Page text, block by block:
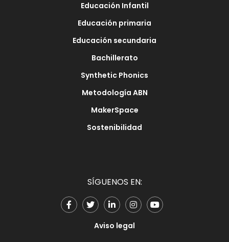
Educación Infantil
Educación primaria
Educación secundaria
Bachillerato
Synthetic Phonics
Metodología ABN
MakerSpace
Sostenibilidad
SÍGUENOS EN:
Aviso legal